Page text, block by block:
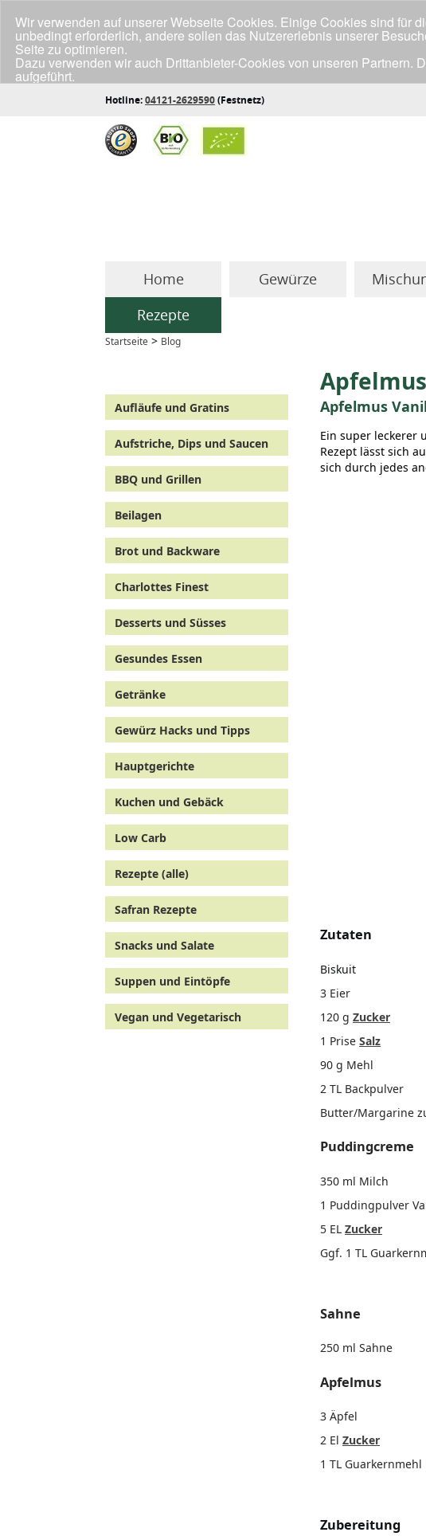
Hotline:04121-2629590(Festnetz)
Home Gewürze
Rezepte
Startseite > Blog
Aufläufe und Gratins
Aufstriche, Dips und Saucen
BBQ und Grillen
Beilagen
Brot und Backware
Charlottes Finest
Desserts und Süsses
Gesundes Essen
Getränke
Gewürz Hacks und Tipps
Hauptgerichte
Kuchen und Gebäck
Low Carb
Rezepte (alle)
Safran Rezepte
Snacks und Salate
Suppen und Eintöpfe
Vegan und Vegetarisch
Apfelmus
Ein super leckerer
Rezept lässt sich
sich durch jedes
Zutaten
Biskuit
3 Eier
120 g Zucker
1 Prise Salz
90 g Mehl
2 TL Backpulver
Butter/Margarine
Puddingcreme
350 ml Milch
1 Puddingpulver
5 EL Zucker
Ggf. 1 TL
Sahne
250 ml Sahne
Apfelmus
3 Äpfel
2 El Zucker
1 TL Guarkernmehl
Zubereitung
Wir verwenden auf unserer Webseite Cookies. Einige Cookies sind für
unbedingt erforderlich, andere sollen das Nutzererlebnis unserer
Seite zu optimieren.
Dazu verwenden wir auch Drittanbieter-Cookies von unseren Partnern.
aufgeführt.
Klicke unten auf "Annehmen", wenn du mit der Verwendung aller